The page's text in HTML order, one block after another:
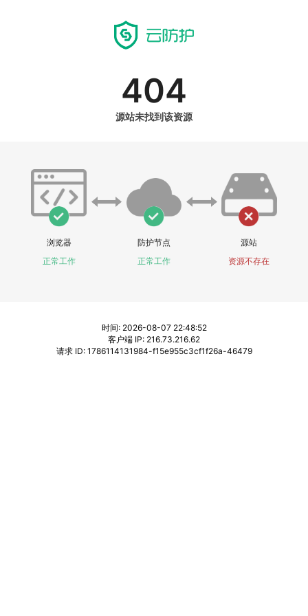
404
源站未找到该资源
浏览器
正常工作
防护节点
正常工作
源站
资源不存在
时间: 2026-08-07 22:48:52
客户端 IP: 216.73.216.62
请求 ID: 1786114131984-f15e955c3cf1f26a-46479